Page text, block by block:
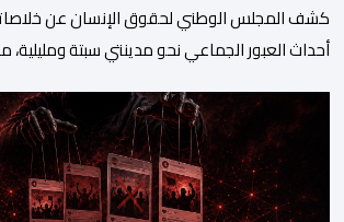
كشف المجلس الوطني لحقوق الإنسان عن
أحداث العبور الجماعي نحو مدينتي سبتة ومليلية،
الحق في الحياة والسلامة الجسدية وحقوق
المرتبطة بالهجرة. وأوضح المجلس، في بلاغ له،
للأحداث على الرصد الميداني والرقمي